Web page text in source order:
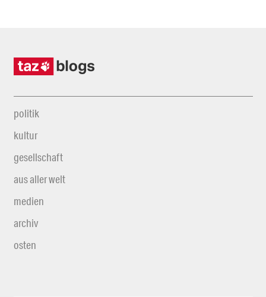
politik
kultur
gesellschaft
aus aller welt
medien
archiv
osten